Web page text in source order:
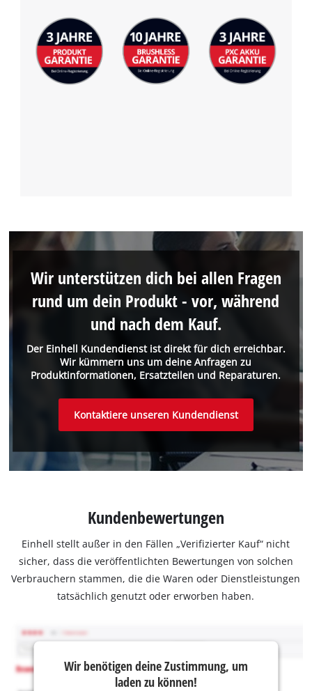
Der Einhell Kundendienst ist direkt für dich erreichbar.
Wir kümmern uns um deine Anfragen zu
Produktinformationen, Ersatzteilen und Reparaturen.
Wir unterstützen dich bei allen Fragen
rund um dein Produkt - vor, während
und nach dem Kauf.
Kontaktiere unseren Kundendienst
Kundenbewertungen
Einhell stellt außer in den Fällen „Verifizierter Kauf“ nicht
sicher, dass die veröffentlichten Bewertungen von solchen
Verbrauchern stammen, die die Waren oder Dienstleistungen
tatsächlich genutzt oder erworben haben.
Wir benötigen deine Zustimmung, um
laden zu können!